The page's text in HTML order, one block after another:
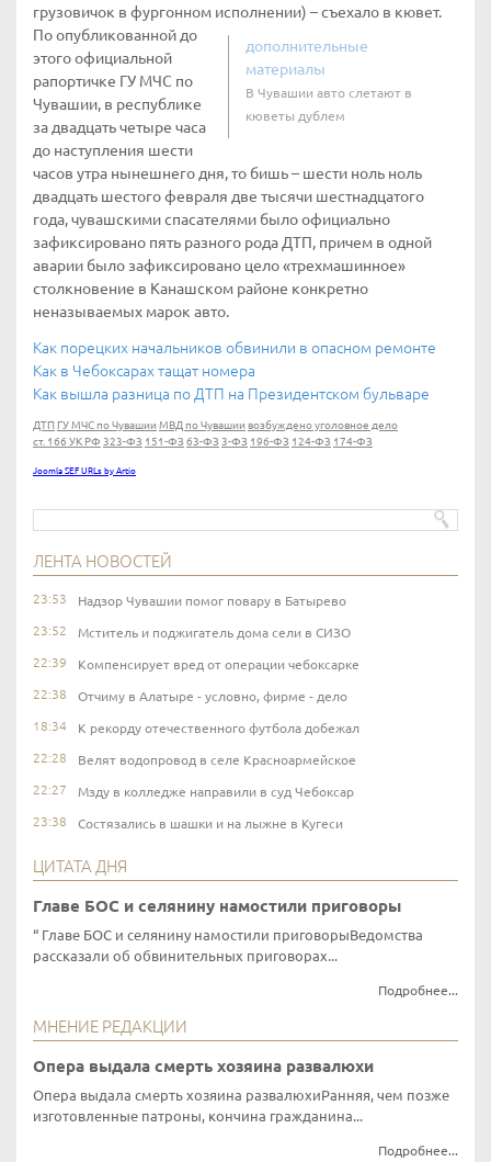
грузовичок в фургонном исполнении) – съехало в кювет.
дополнительные
материалы
В Чувашии авто слетают в
кюветы дублем
По опубликованной до
этого официальной
рапортичке ГУ МЧС по
Чувашии, в республике
за двадцать четыре часа
до наступления шести
часов утра нынешнего дня, то бишь – шести ноль ноль
двадцать шестого февраля две тысячи шестнадцатого
года, чувашскими спасателями было официально
зафиксировано пять разного рода ДТП, причем в одной
аварии было зафиксировано цело «трехмашинное»
столкновение в Канашском районе конкретно
неназываемых марок авто.
Как порецких начальников обвинили в опасном ремонте
Как в Чебоксарах тащат номера
Как вышла разница по ДТП на Президентском бульваре
ДТП ГУ МЧС по Чувашии МВД по Чувашии возбуждено уголовное дело
ст. 166 УК РФ 323-ФЗ 151-ФЗ 63-ФЗ 3-ФЗ 196-ФЗ 124-ФЗ 174-ФЗ
Joomla SEF URLs by Artio
ЛЕНТА НОВОСТЕЙ
23:53 Надзор Чувашии помог повару в Батырево
23:52 Мститель и поджигатель дома сели в СИЗО
22:39 Компенсирует вред от операции чебоксарке
22:38 Отчиму в Алатыре - условно, фирме - дело
18:34 К рекорду отечественного футбола добежал
22:28 Велят водопровод в селе Красноармейское
22:27 Мзду в колледже направили в суд Чебоксар
23:38 Состязались в шашки и на лыжне в Кугеси
ЦИТАТА ДНЯ
Главе БОС и селянину намостили приговоры
Главе БОС и селянину намостили приговорыВедомства
рассказали об обвинительных приговорах...
Подробнее...
МНЕНИЕ РЕДАКЦИИ
Опера выдала смерть хозяина развалюхи
Опера выдала смерть хозяина развалюхиРанняя, чем позже
изготовленные патроны, кончина гражданина...
Подробнее...